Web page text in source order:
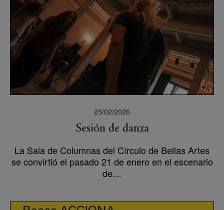
23/02/2026
Sesión de danza
La Sala de Columnas del Círculo de Bellas Artes
se convirtió el pasado 21 de enero en el escenario
de…